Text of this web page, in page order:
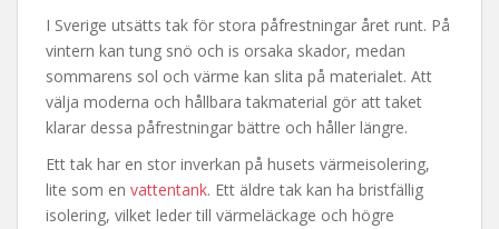
I Sverige utsätts tak för stora påfrestningar året runt. På
vintern kan tung snö och is orsaka skador, medan
sommarens sol och värme kan slita på materialet. Att
välja moderna och hållbara takmaterial gör att taket
klarar dessa påfrestningar bättre och håller längre.
Ett tak har en stor inverkan på husets värmeisolering,
lite som en vattentank. Ett äldre tak kan ha bristfällig
isolering, vilket leder till värmeläckage och högre